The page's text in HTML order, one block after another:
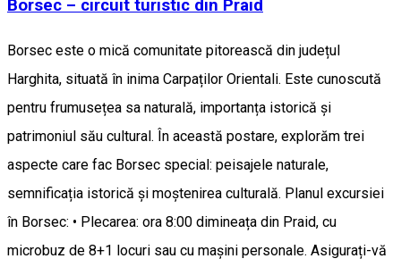
Borsec – circuit turistic din Praid
Borsec este o mică comunitate pitorească din județul
Harghita, situată în inima Carpaților Orientali. Este cunoscută
pentru frumusețea sa naturală, importanța istorică și
patrimoniul său cultural. În această postare, explorăm trei
aspecte care fac Borsec special: peisajele naturale,
semnificația istorică și moștenirea culturală. Planul excursiei
în Borsec: • Plecarea: ora 8:00 dimineața din Praid, cu
microbuz de 8+1 locuri sau cu mașini personale. Asigurați-vă